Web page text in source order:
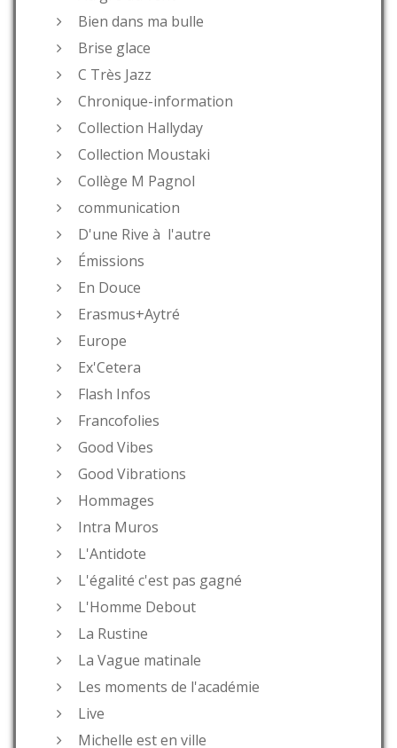
Bien dans ma bulle
Brise glace
C Très Jazz
Chronique-information
Collection Hallyday
Collection Moustaki
Collège M Pagnol
communication
D'une Rive à l'autre
Émissions
En Douce
Erasmus+Aytré
Europe
Ex'Cetera
Flash Infos
Francofolies
Good Vibes
Good Vibrations
Hommages
Intra Muros
L'Antidote
L'égalité c'est pas gagné
L'Homme Debout
La Rustine
La Vague matinale
Les moments de l'académie
Live
Michelle est en ville